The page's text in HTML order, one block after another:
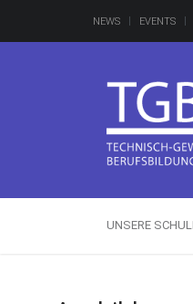
NEWS EVENTS
UNSERE